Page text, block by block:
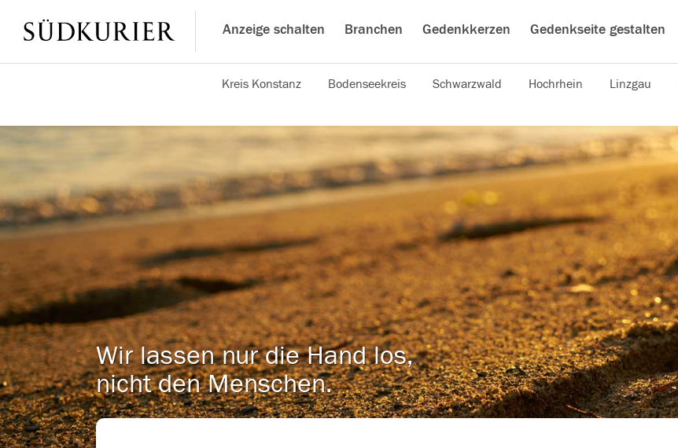
Anzeige schalten Branchen Gedenkkerzen Gedenkseite gestalten
Kreis Konstanz Bodenseekreis Schwarzwald Hochrhein Linzgau
Wir lassen nur die Hand los,
nicht den Menschen.